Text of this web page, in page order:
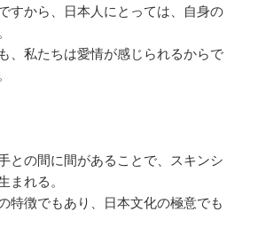
すから、日本人にとっては、自身の
、私たちは愛情が感じられるからで
との間に間があることで、スキンシ
まれる。
特徴でもあり、日本文化の極意でも